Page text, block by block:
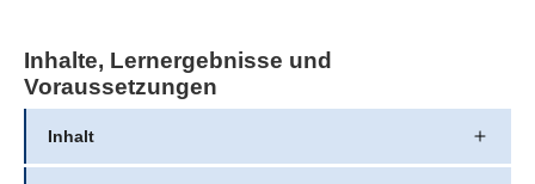
Inhalte, Lernergebnisse und
Voraussetzungen
Inhalt